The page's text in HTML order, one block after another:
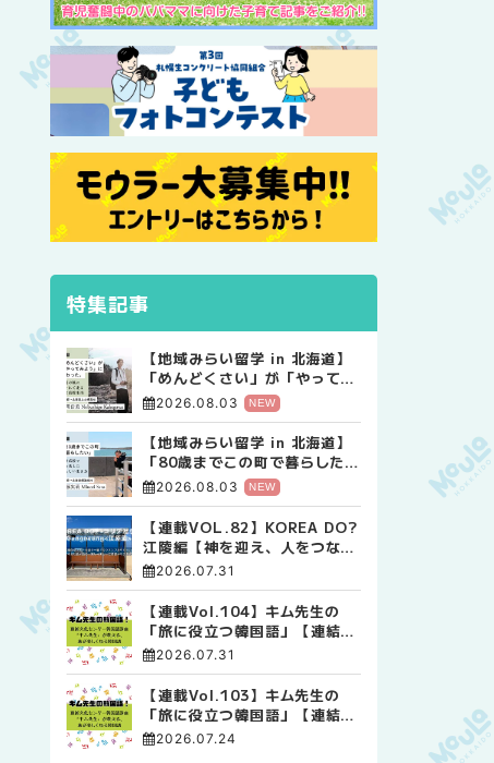
特集記事
【地域みらい留学 in 北海道】
「めんどくさい」が「やってみ
よう」に変わった。 十勝の風
に吹かれて走る、僕の泥臭くて
自由な高校生活
2026.08.03 NEW
【地域みらい留学 in 北海道】
「80歳までこの町で暮らした
い」 標津高校で踏み出した、
私らしい生き方
2026.08.03 NEW
【連載VOL.82】KOREA DO?
江陵編【神を迎え、人をつなぐ
時間 ― 江陵端午祭 】
2026.07.31
【連載Vol.104】キム先生の
「旅に役立つ韓国語」【連結語
尾について その4】
2026.07.31
【連載Vol.103】キム先生の
「旅に役立つ韓国語」【連結語
尾について その3】
2026.07.24